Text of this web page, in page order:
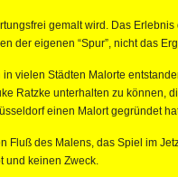
gemalt wird. Das Erlebnis
der eigenen “Spur”, nicht das
vielen Städten Malorte
Ratzke unterhalten zu können,
einen Malort gegründet
Fluß des Malens, das Spiel im
und keinen Zweck.